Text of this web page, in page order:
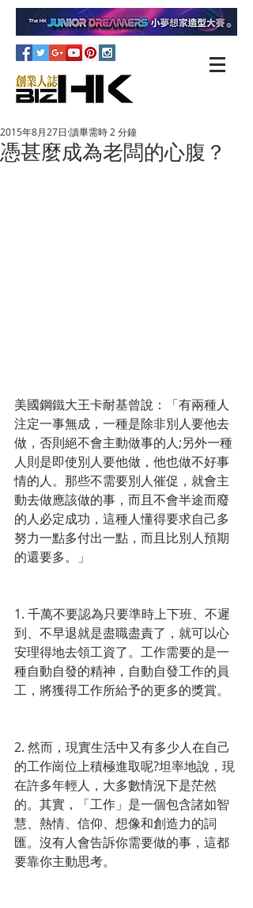
憑甚麼成為老闆的心腹？
2015年8月27日 讀畢需時 2 分鐘
美國鋼鐵大王卡耐基曾說：「有兩種人
注定一事無成，一種是除非別人要他去
做，否則絕不會主動做事的人;另外一種
人則是即使別人要他做，他也做不好事
情的人。那些不需要別人催促，就會主
動去做應該做的事，而且不會半途而廢
的人必定成功，這種人懂得要求自己多
努力一點多付出一點，而且比別人預期
的還要多。」
1. 千萬不要認為只要準時上下班、不遲
到、不早退就是盡職盡責了，就可以心
安理得地去領工資了。工作需要的是一
種自動自發的精神，自動自發工作的員
工，將獲得工作所給予的更多的獎賞。
2. 然而，現實生活中又有多少人在自己
的工作崗位上積極進取呢?坦率地說，現
在許多年輕人，大多數情況下是茫然
的。其實，「工作」是一個包含諸如智
慧、熱情、信仰、想像和創造力的詞
匯。沒有人會告訴你需要做的事，這都
要靠你主動思考。